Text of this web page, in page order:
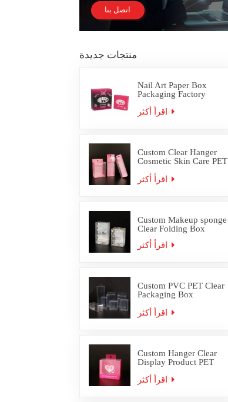
اتصل بنا
منتجات جديدة
Nail Art Paper Box
Packaging Factory
Custom Clear Hanger
Cosmetic Skin Care PET
Custom Makeup sponge
Clear Folding Box
Custom PVC PET Clear
Packaging Box
Custom Hanger Clear
Display Product PET